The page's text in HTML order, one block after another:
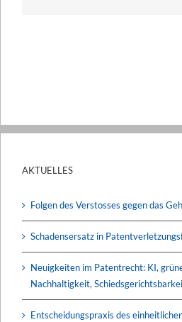
AKTUELLES
Folgen des Verstosses gegen das
Schadensersatz in
Neuigkeiten im Patentrecht: KI,
Nachhaltigkeit,
Entscheidungspraxis des